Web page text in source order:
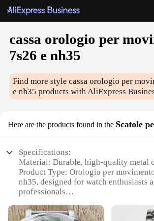
cassa orologio per
7s26 e nh35
Find more stylecassa orologio per
e nh35 products with AliExpress
Here are the products found in the Scatole
Specifications:
Material: Durable, high-quality metal
Product Type: Orologio per
nh35, designed for watch enthusiasts
professionals
complements any watch collection